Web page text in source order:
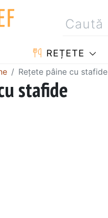
REȚETE
Rețete pâine cu stafide
stafide